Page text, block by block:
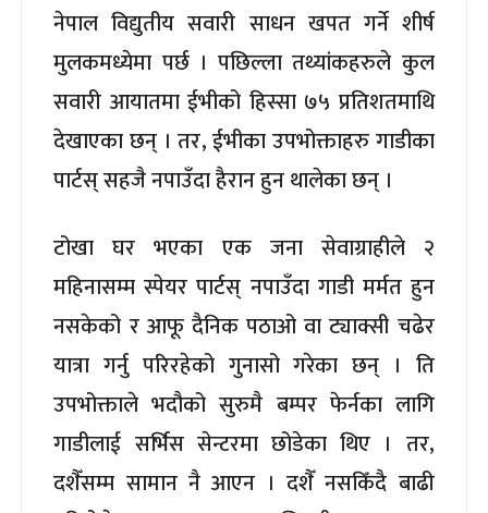
नेपाल विद्युतीय सवारी साधन खपत गर्ने शीर्ष
मुलकमध्येमा पर्छ । पछिल्ला तथ्यांकहरुले कुल
सवारी आयातमा ईभीको हिस्सा ७५ प्रतिशतमाथि
देखाएका छन् । तर, ईभीका उपभोक्ताहरु गाडीका
पार्टस् सहजै नपाउँदा हैरान हुन थालेका छन् ।
टोखा घर भएका एक जना सेवाग्राहीले २
महिनासम्म स्पेयर पार्टस् नपाउँदा गाडी मर्मत हुन
नसकेको र आफू दैनिक पठाओ वा ट्याक्सी चढेर
यात्रा गर्नु परिरहेको गुनासो गरेका छन् । ति
उपभोक्ताले भदौको सुरुमै बम्पर फेर्नका लागि
गाडीलाई सर्भिस सेन्टरमा छोडेका थिए । तर,
दशैँसम्म सामान नै आएन । दशैँ नसकिँदै बाढी